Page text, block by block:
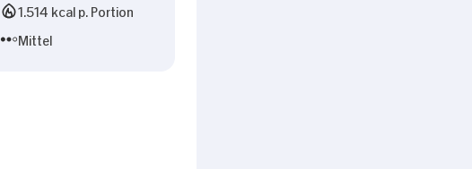
1.514 kcal p. Portion
Mittel